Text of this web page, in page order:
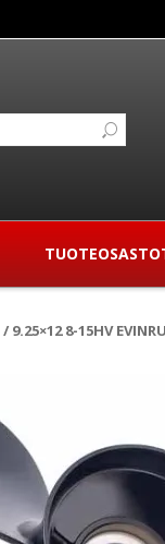
/ 9.25×12 8-15HV